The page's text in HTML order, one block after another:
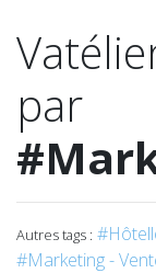
par
Autres tags :
#Marketing -